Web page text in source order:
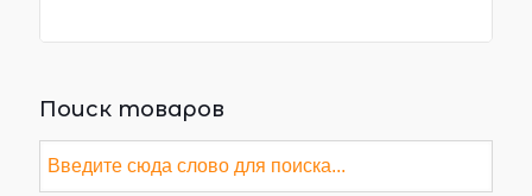
Поиск товаров